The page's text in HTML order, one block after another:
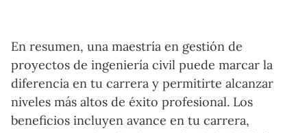
En resumen, una maestría en gestión de
proyectos de ingeniería civil puede marcar la
diferencia en tu carrera y permitirte alcanzar
niveles más altos de éxito profesional. Los
beneficios incluyen avance en tu carrera,